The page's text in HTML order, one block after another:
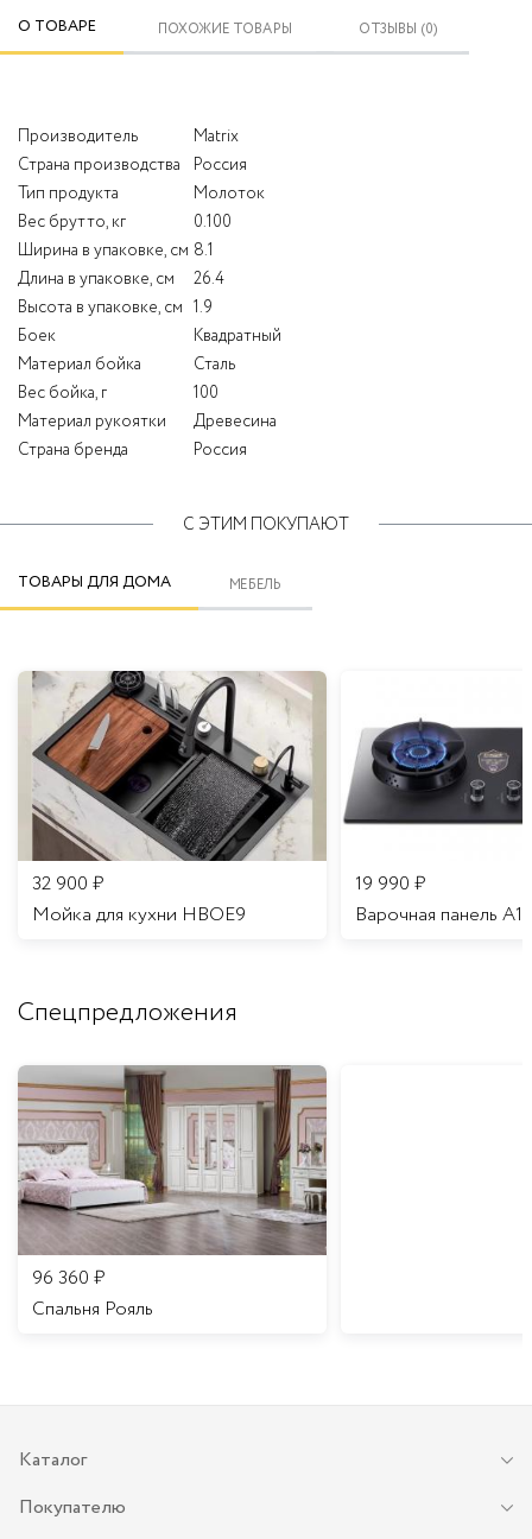
О ТОВАРЕ ПОХОЖИЕ ТОВАРЫ ОТЗЫВЫ (0)
Производитель
Matrix
Страна производства
Россия
Тип продукта
Молоток
Вес брутто, кг
0.100
Ширина в упаковке, см 8.1
Длина в упаковке, см
26.4
Высота в упаковке, см 1.9
Боек
Квадратный
Материал бойка
Сталь
Вес бойка, г
100
Материал рукоятки
Древесина
Страна бренда
Россия
С ЭТИМ ПОКУПАЮТ
ТОВАРЫ ДЛЯ ДОМА МЕБЕЛЬ
32 900 ₽
Мойка для кухни HBOE9
19 990 ₽
Варочная панель A16
Спецпредложения
96 360 ₽
Спальня Рояль
Каталог
Покупателю